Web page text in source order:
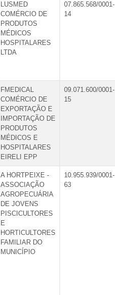
LUSMED
COMÉRCIO DE
PRODUTOS
MÉDICOS
HOSPITALARES
LTDA
07.865.568/0001-
14
FMEDICAL
COMÉRCIO DE
EXPORTAÇÃO E
IMPORTAÇÃO DE
PRODUTOS
MÉDICOS E
HOSPITALARES
EIRELI EPP
09.071.600/0001-
15
A HORTPEIXE -
ASSOCIAÇÃO
AGROPECUÁRIA
DE JOVENS
PISCICULTORES
E
HORTICULTORES
FAMILIAR DO
MUNICÍPIO
10.955.939/0001-
63